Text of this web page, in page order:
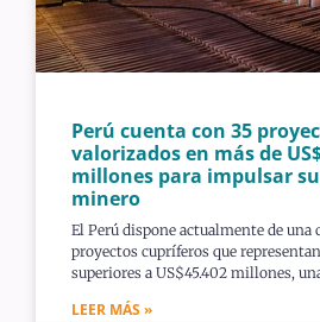
Perú cuenta con 35
valorizados en más de
millones para impulsar
minero
El Perú dispone actualmente de una
proyectos cupríferos que
superiores a US$45.402 millones,
LEER MÁS »